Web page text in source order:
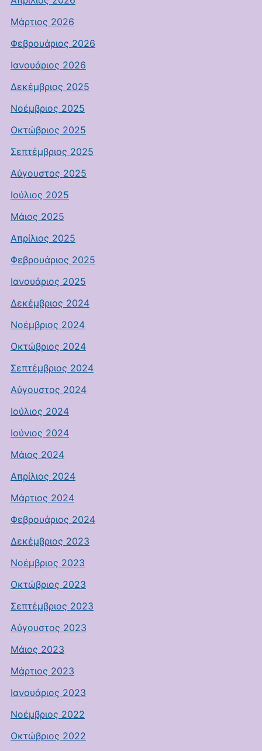
Μάρτιος 2026
Φεβρουάριος 2026
Ιανουάριος 2026
Δεκέμβριος 2025
Νοέμβριος 2025
Οκτώβριος 2025
Σεπτέμβριος 2025
Αύγουστος 2025
Ιούλιος 2025
Μάιος 2025
Απρίλιος 2025
Φεβρουάριος 2025
Ιανουάριος 2025
Δεκέμβριος 2024
Νοέμβριος 2024
Οκτώβριος 2024
Σεπτέμβριος 2024
Αύγουστος 2024
Ιούλιος 2024
Ιούνιος 2024
Μάιος 2024
Απρίλιος 2024
Μάρτιος 2024
Φεβρουάριος 2024
Δεκέμβριος 2023
Νοέμβριος 2023
Οκτώβριος 2023
Σεπτέμβριος 2023
Αύγουστος 2023
Μάιος 2023
Μάρτιος 2023
Ιανουάριος 2023
Νοέμβριος 2022
Οκτώβριος 2022